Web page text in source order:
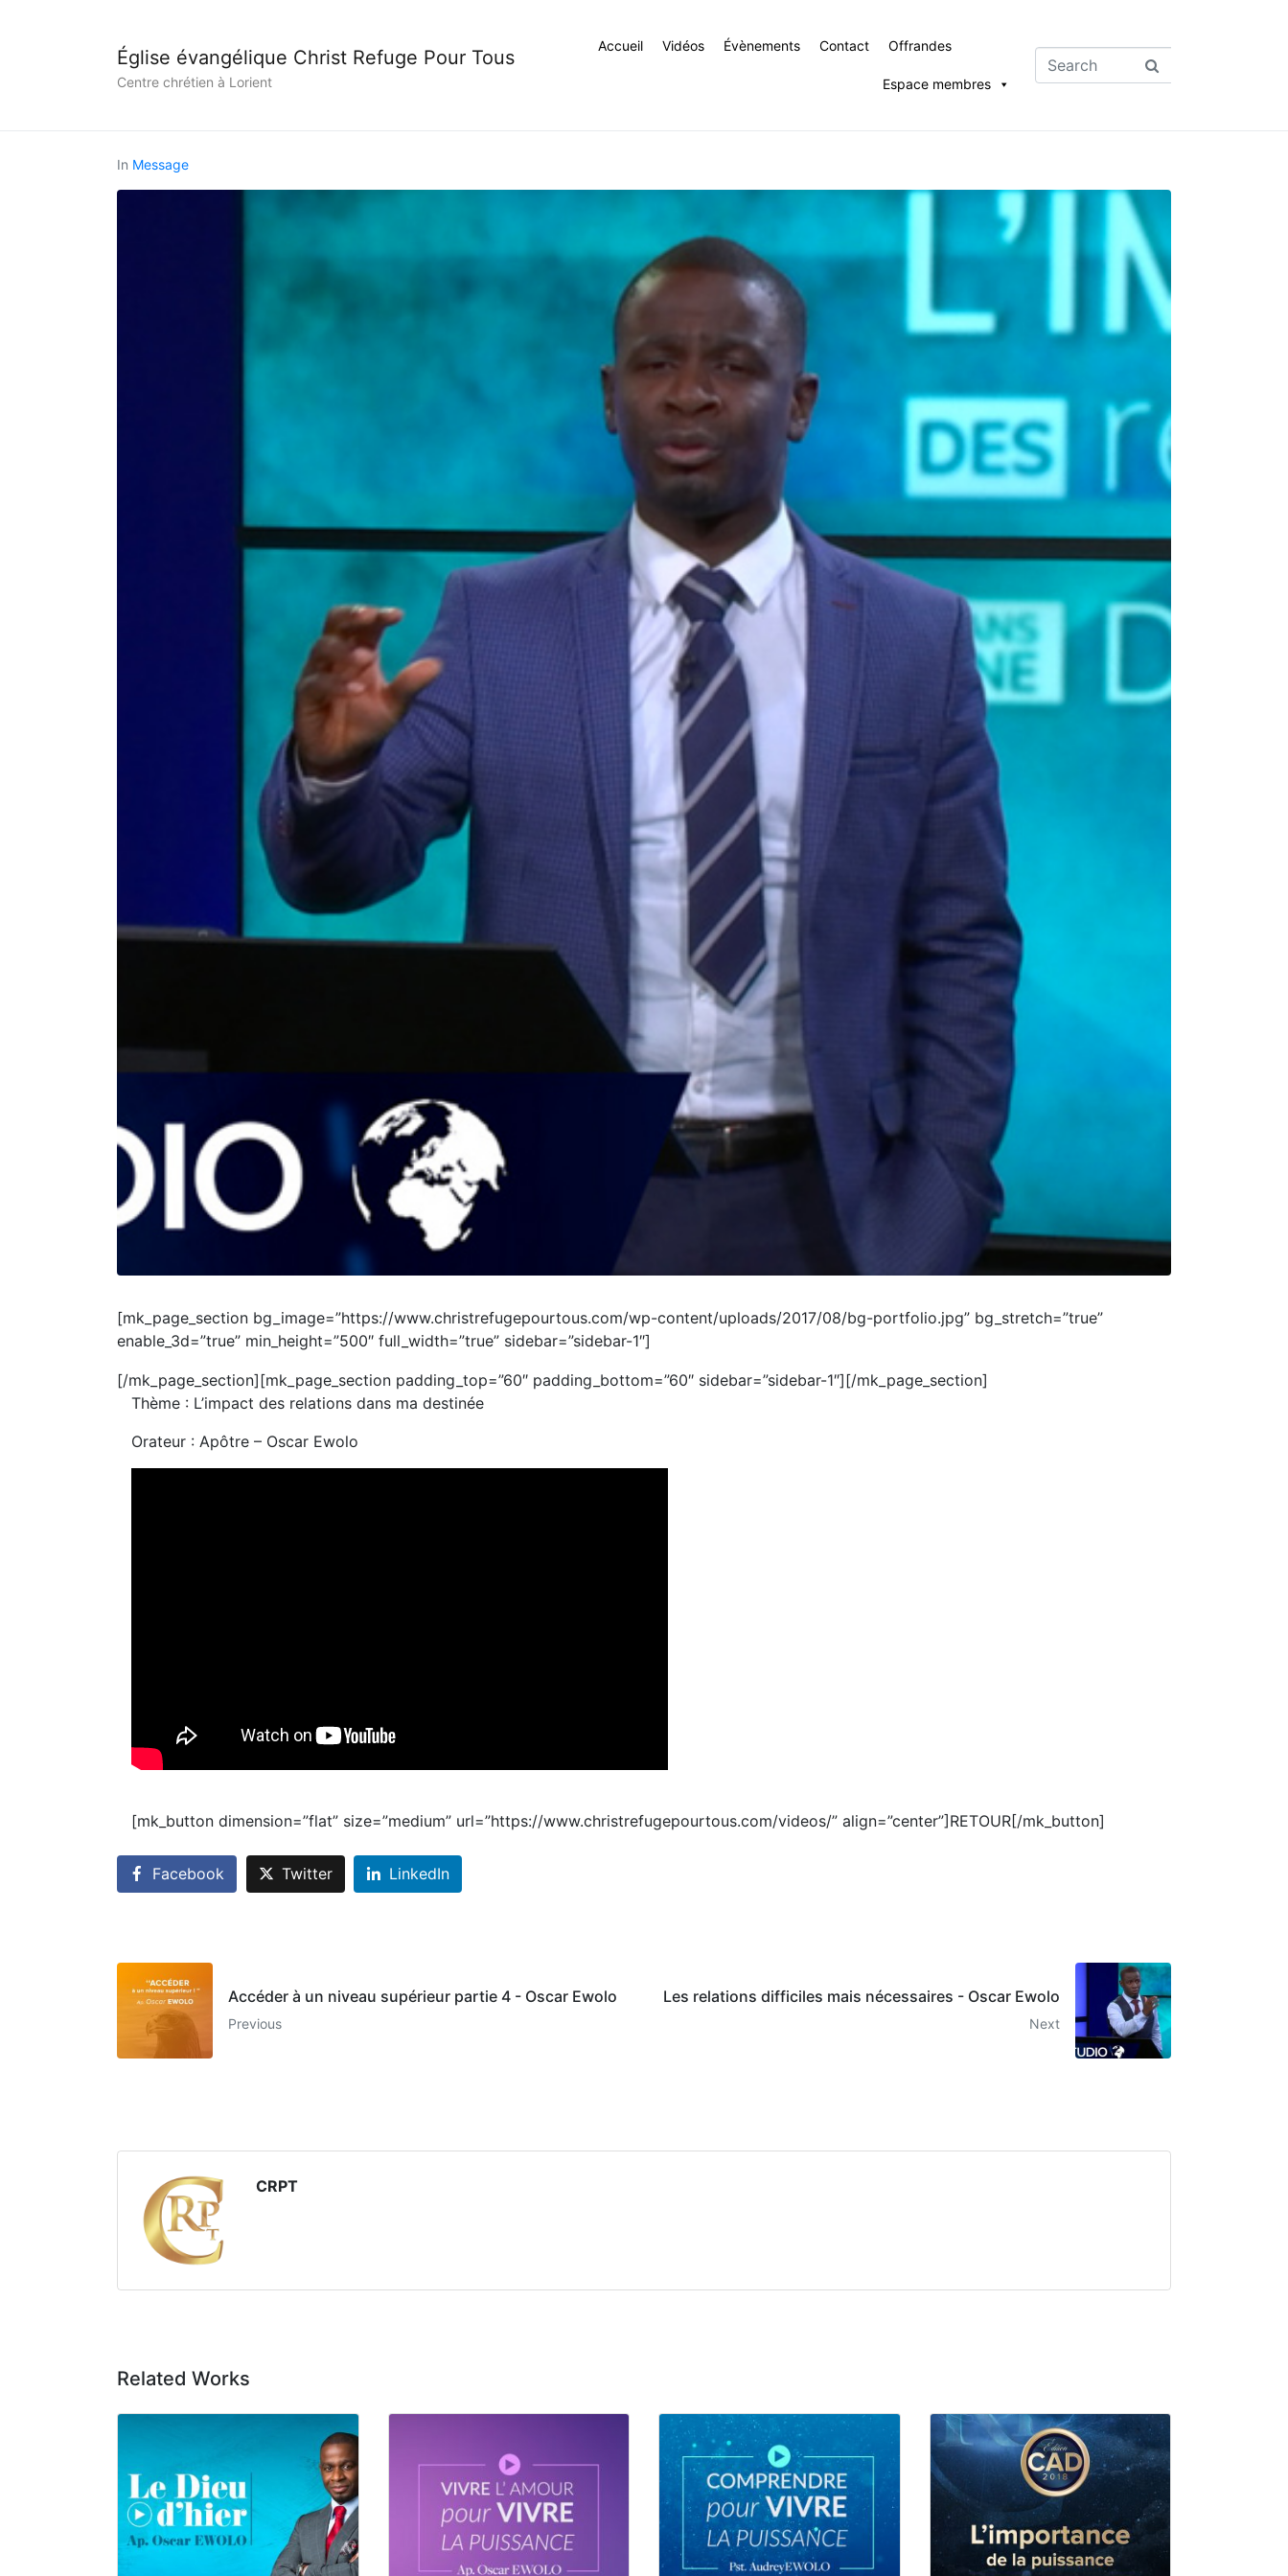
Église évangélique Christ Refuge Pour Tous
Centre chrétien à Lorient
Accueil Vidéos Évènements Contact Offrandes
Espace membres
In Message
[mk_page_section bg_image=”https://www.christrefugepourtous.com/wp-content/uploads/2017/08/bg-portfolio.jpg” bg_stretch=”true”
enable_3d=”true” min_height=”500″ full_width=”true” sidebar=”sidebar-1″]
[/mk_page_section][mk_page_section padding_top=”60″ padding_bottom=”60″ sidebar=”sidebar-1″]
Thème : L’impact des relations dans ma destinée
Orateur : Apôtre – Oscar Ewolo
[mk_button dimension=”flat” size=”medium” url=”https://www.christrefugepourtous.com/videos/” align=”center”]RETOUR[/mk_button]
[/mk_page_section]
Facebook Twitter LinkedIn
Accéder à un niveau supérieur partie 4 - Oscar Ewolo
Previous
Les relations difficiles mais nécessaires - Oscar Ewolo
Next
CRPT
Related Works